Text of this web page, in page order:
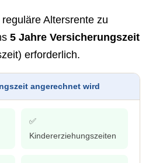
Altersrente zu
5 Jahre Versicherungszeit
erforderlich.
angerechnet wird
✅
Kindererziehungszeiten